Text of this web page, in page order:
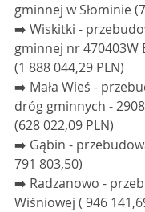
gminnej w Słominie
➡️ Wiskitki -
gminnej nr 470403W
(1 888 044,29 PLN)
➡️ Mała Wieś -
dróg gminnych -
(628 022,09 PLN)
➡️ Gąbin -
791 803,50)
➡️ Radzanowo -
Wiśniowej ( 946